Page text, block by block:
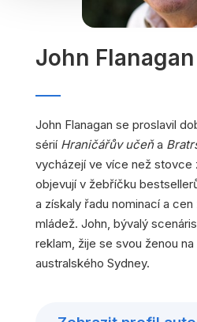
John Flanagan
John Flanagan se proslavil
sérií Hraničářův učeňa
vycházejí ve více než stovce
objevují v žebříčku
a získaly řadu nominací a
mládež. John, bývalý
reklam, žije se svou ženou
australského Sydney.